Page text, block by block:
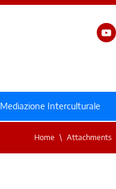
Mediazione Interculturale
Home Attachments